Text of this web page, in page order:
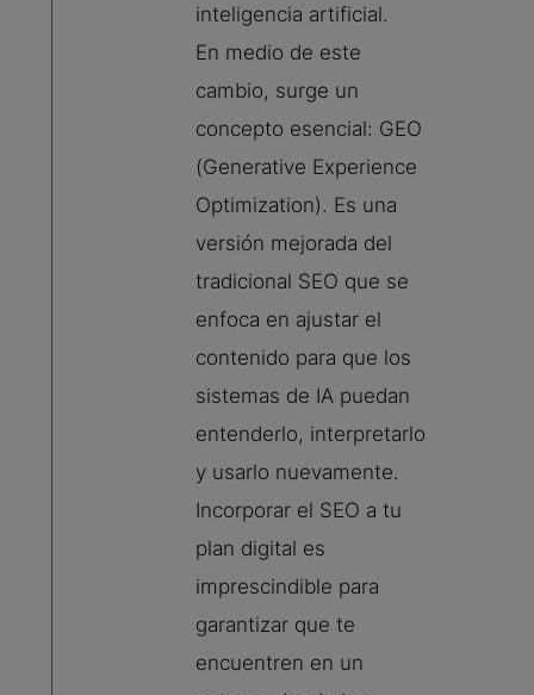
inteligencia artificial.
En medio de este
cambio, surge un
concepto esencial: GEO
(Generative Experience
Optimization). Es una
versión mejorada del
tradicional SEO que se
enfoca en ajustar el
contenido para que los
sistemas de IA puedan
entenderlo, interpretarlo
y usarlo nuevamente.
Incorporar el SEO a tu
plan digital es
imprescindible para
garantizar que te
encuentren en un